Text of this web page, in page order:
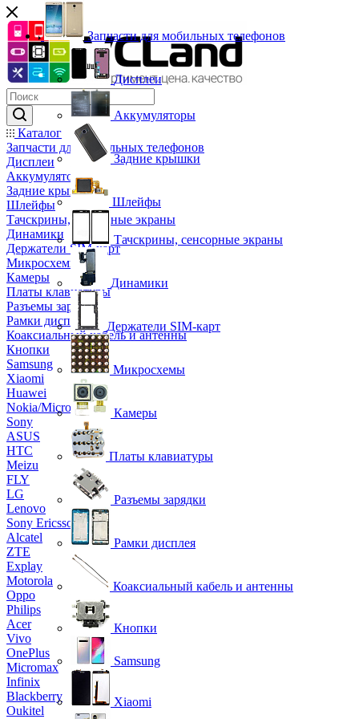
Каталог
Запчасти для мобильных телефонов
Дисплеи
Аккумуляторы
Задние крышки
Шлейфы
Тачскрины, сенсорные экраны
Динамики
Держатели SIM-карт
Микросхемы
Камеры
Платы клавиатуры
Разъемы зарядки
Рамки дисплея
Коаксиальный кабель и антенны
Кнопки
Samsung
Xiaomi
Huawei
Nokia/Microsoft
Sony
ASUS
HTC
Meizu
FLY
LG
Lenovo
Sony Ericsson
Alcatel
ZTE
Explay
Motorola
Oppo
Philips
Acer
Vivo
OnePlus
Micromax
Infinix
Blackberry
Oukitel
Запчасти для мобильных телефонов
Дисплеи
Аккумуляторы
Задние крышки
Шлейфы
Тачскрины, сенсорные экраны
Динамики
Держатели SIM-карт
Микросхемы
Камеры
Платы клавиатуры
Разъемы зарядки
Рамки дисплея
Коаксиальный кабель и антенны
Кнопки
Samsung
Xiaomi